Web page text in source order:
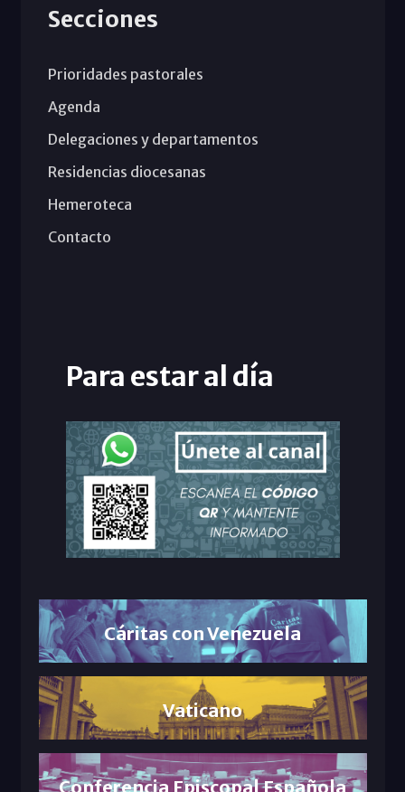
Secciones
Prioridades pastorales
Agenda
Delegaciones y departamentos
Residencias diocesanas
Hemeroteca
Contacto
Para estar al día
Cáritas con Venezuela
Vaticano
Conferencia Episcopal Española